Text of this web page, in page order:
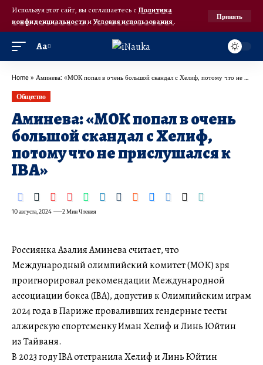
Используя этот сайт, вы соглашаетесь с Политика
конфиденциальностииУсловия использования.
Принять
Аа
Home » Аминева: «МОК попал в очень большой скандал с Хелиф, потому что не прислушался к IBA»
Общество
Аминева: «МОК попал в очень
большой скандал с Хелиф,
потому что не прислушался к
IBA»
10 августа, 2024 2 Мин Чтения
Россиянка Азалия Аминева считает, что
Международный олимпийский комитет (МОК) зря
проигнорировал рекомендации Международной
ассоциации бокса (IBA), допустив к Олимпийским играм
2024 года в Париже проваливших гендерные тесты
алжирскую спортсменку Иман Хелиф и Линь Юйтин
из Тайваня.
В 2023 году IBA отстранила Хелиф и Линь Юйтин